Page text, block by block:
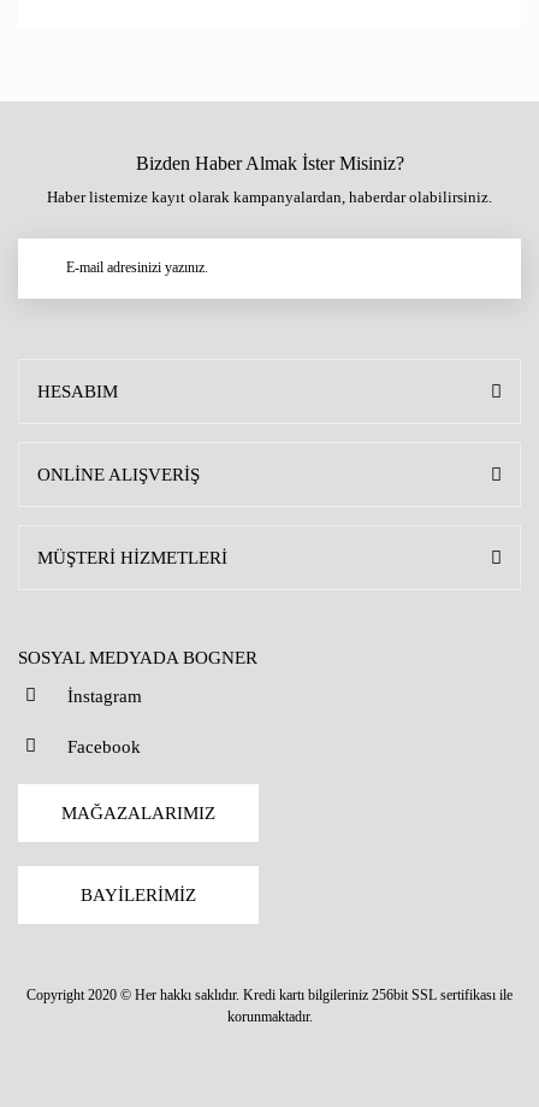
Bizden Haber Almak İster Misiniz?
Haber listemize kayıt olarak kampanyalardan, haberdar olabilirsiniz.
HESABIM
ONLİNE ALIŞVERİŞ
MÜŞTERİ HİZMETLERİ
SOSYAL MEDYADA BOGNER
İnstagram
Facebook
MAĞAZALARIMIZ
BAYİLERİMİZ
Copyright 2020 © Her hakkı saklıdır. Kredi kartı bilgileriniz 256bit SSL sertifikası ile
korunmaktadır.